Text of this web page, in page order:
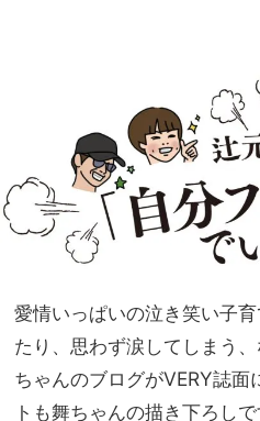
旅】
愛情いっぱいの泣き笑い子
たり、思わず涙してしまう
ちゃんのブログがVERY誌面
トも舞ちゃんの描き下ろしで